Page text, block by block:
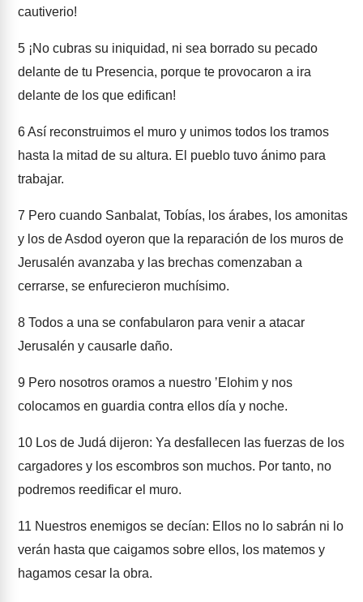
cautiverio!
5 ¡No cubras su iniquidad, ni sea borrado su pecado
delante de tu Presencia, porque te provocaron a ira
delante de los que edifican!
6Así reconstruimos el muro y unimos todos los tramos
hasta la mitad de su altura. El pueblo tuvo ánimo para
trabajar.
7 Pero cuando Sanbalat, Tobías, los árabes, los amonitas
y los de Asdod oyeron que la reparación de los muros de
Jerusalén avanzaba y las brechas comenzaban a
cerrarse, se enfurecieron muchísimo.
8 Todos a una se confabularon para venir a atacar
Jerusalén y causarle daño.
9 Pero nosotros oramos a nuestro ʼElohim y nos
colocamos en guardia contra ellos día y noche.
10 Los de Judá dijeron: Ya desfallecen las fuerzas de los
cargadores y los escombros son muchos. Por tanto, no
podremos reedificar el muro.
11 Nuestros enemigos se decían: Ellos no lo sabrán ni lo
verán hasta que caigamos sobre ellos, los matemos y
hagamos cesar la obra.